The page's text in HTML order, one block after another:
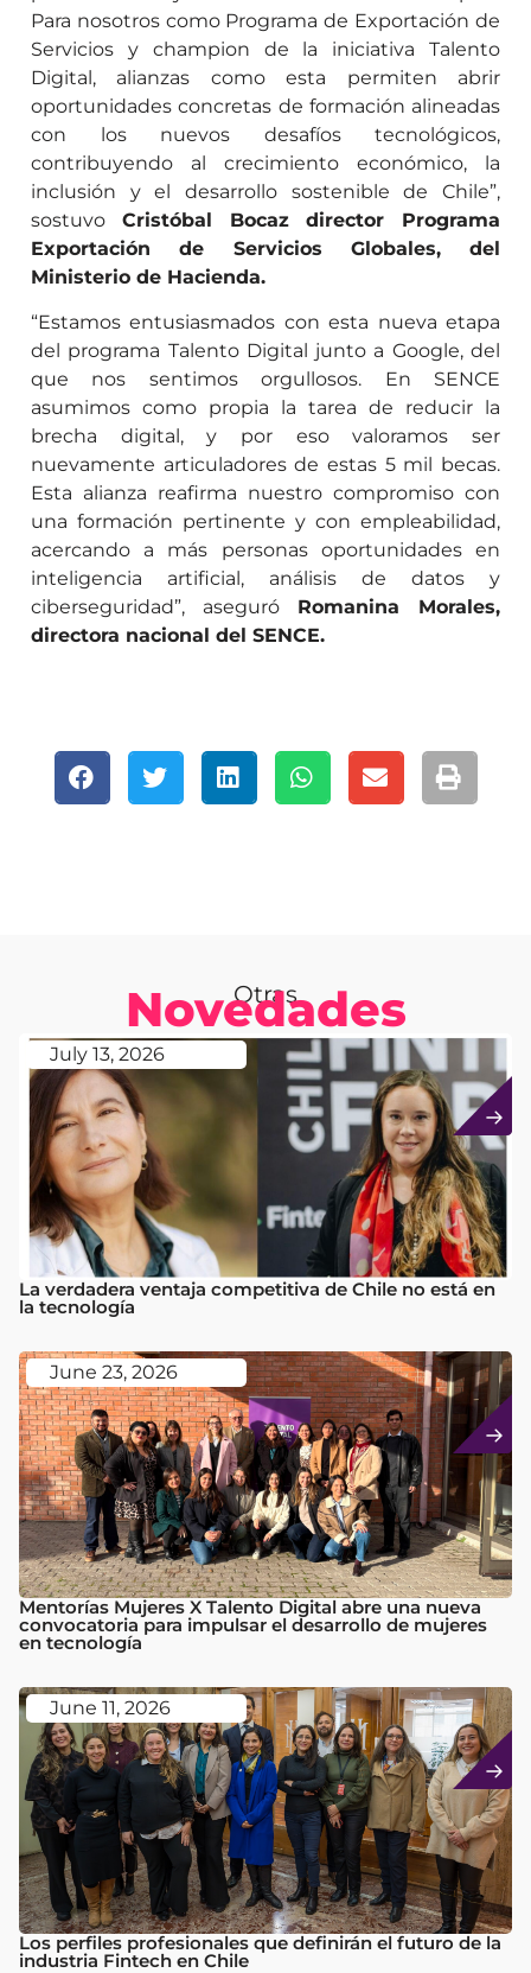
Para nosotros como Programa de Exportación de
Servicios y champion de la iniciativa Talento
Digital, alianzas como esta permiten abrir
oportunidades concretas de formación alineadas
con los nuevos desafíos tecnológicos,
contribuyendo al crecimiento económico, la
inclusión y el desarrollo sostenible de Chile”,
sostuvo Cristóbal Bocaz director Programa
Exportación de Servicios Globales, del
Ministerio de Hacienda.
“Estamos entusiasmados con esta nueva etapa
del programa Talento Digital junto a Google, del
que nos sentimos orgullosos. En SENCE
asumimos como propia la tarea de reducir la
brecha digital, y por eso valoramos ser
nuevamente articuladores de estas 5 mil becas.
Esta alianza reafirma nuestro compromiso con
una formación pertinente y con empleabilidad,
acercando a más personas oportunidades en
inteligencia artificial, análisis de datos y
ciberseguridad”, aseguró Romanina Morales,
directora nacional del SENCE.
Otras
Novedades
July 13, 2026
La verdadera ventaja competitiva de Chile no está en
la tecnología
June 23, 2026
Mentorías Mujeres X Talento Digital abre una nueva
convocatoria para impulsar el desarrollo de mujeres
en tecnología
June 11, 2026
Los perfiles profesionales que definirán el futuro de la
industria Fintech en Chile